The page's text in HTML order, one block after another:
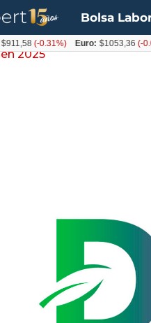
Bolsa
2025
(-0.31%) Euro: $1053,36(-